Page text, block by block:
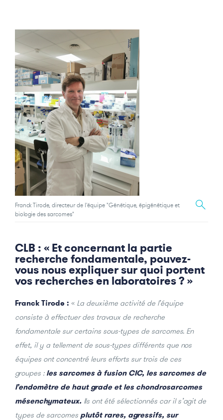
Franck Tirode, directeur de l'équipe "Génétique, épigénétique et
biologie des sarcomes"
CLB : « Et concernant la partie
recherche fondamentale, pouvez-
vous nous expliquer sur quoi portent
vos recherches en laboratoires ? »
Franck Tirode : « La deuxième activité de l’équipe
consiste à effectuer des travaux de recherche
fondamentale sur certains sous-types de sarcomes. En
effet, il y a tellement de sous-types différents que nos
équipes ont concentré leurs efforts sur trois de ces
groupes : les sarcomes à fusion CIC, les sarcomes de
l’endomètre de haut grade et les chondrosarcomes
mésenchymateux. Ils ont été sélectionnés car il s’agit de
types de sarcomes plutôt rares, agressifs, sur